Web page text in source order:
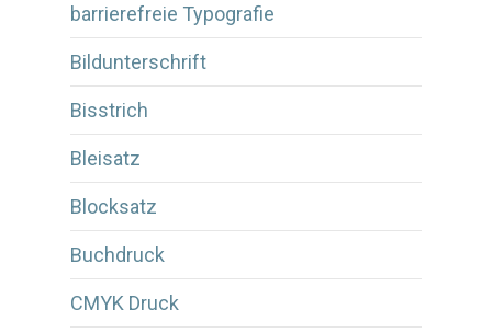
barrierefreie Typografie
Bildunterschrift
Bisstrich
Bleisatz
Blocksatz
Buchdruck
CMYK Druck